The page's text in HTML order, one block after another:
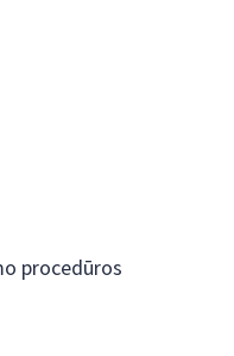
procedūros